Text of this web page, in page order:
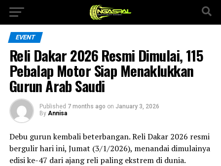
EVENT
Reli Dakar 2026 Resmi Dimulai, 115
Pebalap Motor Siap Menaklukkan
Gurun Arab Saudi
Published 7 months ago on January 3, 2026
By Annisa
Debu gurun kembali beterbangan. Reli Dakar 2026 resmi
bergulir hari ini, Jumat (3/1/2026), menandai dimulainya
edisi ke-47 dari ajang reli paling ekstrem di dunia.